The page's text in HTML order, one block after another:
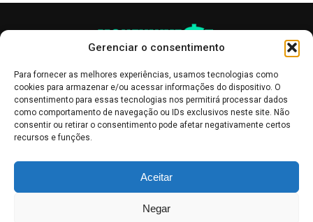
Gerenciar o consentimento
Para fornecer as melhores experiências, usamos tecnologias como
cookies para armazenar e/ou acessar informações do dispositivo. O
consentimento para essas tecnologias nos permitirá processar dados
como comportamento de navegação ou IDs exclusivos neste site. Não
consentir ou retirar o consentimento pode afetar negativamente certos
recursos e funções.
Aceitar
Negar
informativo, servindo como boletins de divulgação, e não devem ser
interpretadas como recomendações de investimento.Leia mais
Bolsa de Valores